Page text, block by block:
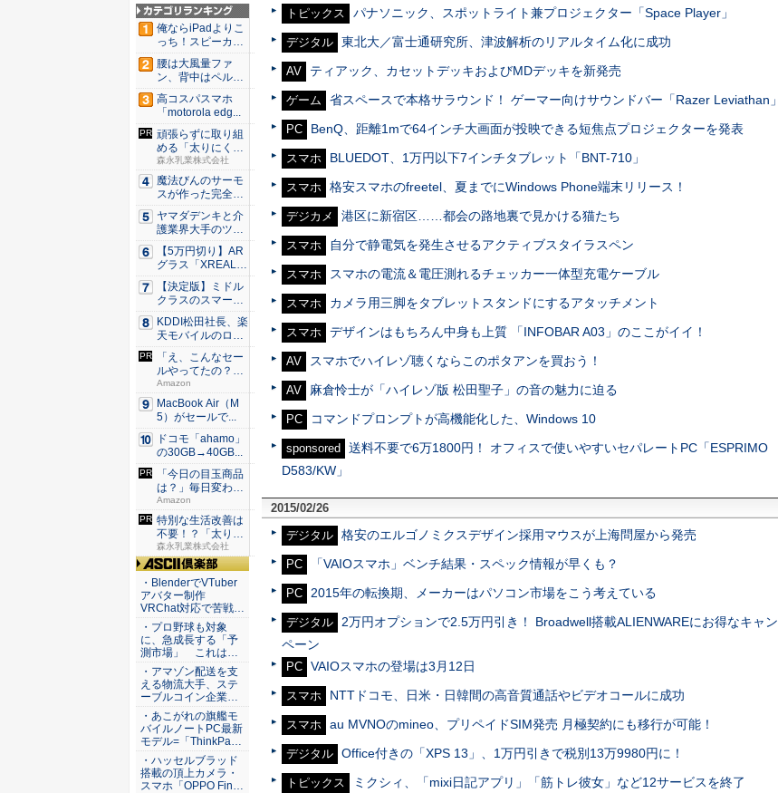
トピックス パナソニック、スポットライト兼プロジェクター「Space Player」
デジタル 東北大／富士通研究所、津波解析のリアルタイム化に成功
AV ティアック、カセットデッキおよびMDデッキを新発売
ゲーム 省スペースで本格サラウンド！ ゲーマー向けサウンドバー「Razer Leviathan」
PC BenQ、距離1mで64インチ大画面が投映できる短焦点プロジェクターを発表
スマホ BLUEDOT、1万円以下7インチタブレット「BNT-710」
スマホ 格安スマホのfreetel、夏までにWindows Phone端末リリース！
デジカメ 港区に新宿区……都会の路地裏で見かける猫たち
スマホ 自分で静電気を発生させるアクティブスタイラスペン
スマホ スマホの電流＆電圧測れるチェッカー一体型充電ケーブル
スマホ カメラ用三脚をタブレットスタンドにするアタッチメント
スマホ デザインはもちろん中身も上質 「INFOBAR A03」のここがイイ！
AV スマホでハイレゾ聴くならこのポタアンを買おう！
AV 麻倉怜士が「ハイレゾ版 松田聖子」の音の魅力に迫る
PC コマンドプロンプトが高機能化した、Windows 10
sponsored
送料不要で6万1800円！ オフィスで使いやすいセパレートPC「ESPRIMO
D583/KW」
2015/02/26
デジタル 格安のエルゴノミクスデザイン採用マウスが上海問屋から発売
PC 「VAIOスマホ」ベンチ結果・スペック情報が早くも？
PC 2015年の転換期、メーカーはパソコン市場をこう考えている
デジタル
2万円オプションで2.5万円引き！ Broadwell搭載ALIENWAREにお得なキャン
ペーン
PC VAIOスマホの登場は3月12日
スマホ NTTドコモ、日米・日韓間の高音質通話やビデオコールに成功
スマホ au MVNOのmineo、プリペイドSIM発売 月極契約にも移行が可能！
デジタル Office付きの「XPS 13」、1万円引きで税別13万9980円に！
トピックス ミクシィ、「mixi日記アプリ」「筋トレ彼女」など12サービスを終了
USB Type-C - MS
Office 2021 - Win11
搭載
俺ならiPadよりこ
っち！スピーカー
9個...
腰は大風量ファ
ン、背中はペルチ
ェ冷却。ダ...
高コスパスマホ
「motorola edg...
頑張らずに取り組
める「太りにくい
カラダづ...
森永乳業株式会社
魔法びんのサーモ
スが作った完全遮
光100...
ヤマダデンキと介
護業界大手のツク
イが協業...
【5万円切り】AR
グラス「XREAL
x...
【決定版】ミドル
クラスのスマート
フォンの...
KDDI松田社長、楽
天モバイルのロー
ミン...
「え、こんなセー
ルやってたの？」
80％O...
Amazon
MacBook Air（M
5）がセールで...
ドコモ「ahamo」
の30GB→40GB...
「今日の目玉商品
は？」毎日変わる
Amaz...
Amazon
特別な生活改善は
不要！？「太りに
くいカラ...
森永乳業株式会社
ASCII倶楽部
・BlenderでVTuber
アバター制作
VRChat対応で苦戦…
・プロ野球も対象
に、急成長する「予
測市場」 これは…
・アマゾン配送を支
える物流大手、ステ
ーブルコイン企業…
・あこがれの旗艦モ
バイルノートPC最新
モデル=「ThinkPa…
・ハッセルブラッド
搭載の頂上カメラ・
スマホ「OPPO Fin…